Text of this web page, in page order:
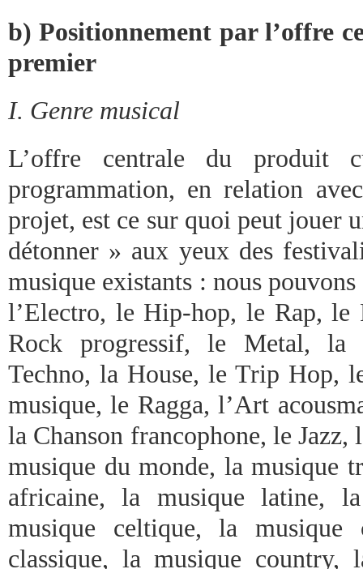
b) Positionnement par l’offre
premier
I. Genre musical
L’offre centrale du produit
programmation, en relation
projet, est ce sur quoi peut jouer
détonner » aux yeux des
musique existants : nous
l’Electro, le Hip-hop, le Rap, le
Rock progressif, le Metal, la
Techno, la House, le Trip Hop,
musique, le Ragga, l’Art
la Chanson francophone, le
musique du monde, la musique
africaine, la musique latine,
musique celtique, la musique
classique, la musique country,